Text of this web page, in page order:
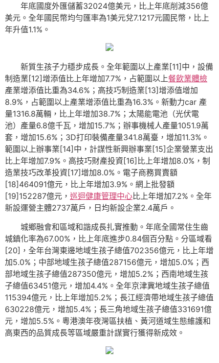
年底國度外匯儲蓄32024億美元，比上年底削減356億
美元。全年國民幣均勻匯率為1美元兌7.1217元國民幣，比上
年升值1.1%。
新質生孩子力穩步成長。全年範圍以上產業[11]中，設備
制造業[12]增添值比上年增加7.7%，占範圍以上餐飲業體檢
產業增添值比重為34.6%；高技巧制造業[13]增添值增加
8.9%，占範圍以上產業增添值比重為16.3%。新動力car 產
量1316.8萬輛，比上年增加38.7%；太陽能電池（光伏電
池）產量6.8億千瓦，增加15.7%；辦事機械人產量1051.9萬
套，增加15.6%；3D打印裝備產量341.8萬臺，增加11.3%。
範圍以上辦事業[14]中，計謀性新興辦事業[15]企業營業支出
比上年增加7.9%。高技巧財產投資[16]比上年增加8.0%，制
造業技巧改革投資[17]增加8.0%。電子商務買賣額
[18]464091億元，比上年增加3.9%。網上批發額
[19]152287億元， 巡迴健康管理中心比上年增加7.2%。全年
新設運營主體2737萬戶，日均新設企業2.4萬戶。
城鄉融會和區域和諧成長扎實推動。年底全國常住生齒
城鎮化率為67.00%，比上年底進步0.84個百分點。分區域看
[20]，全年台灣東邊地域生孩子總值702356億元，比上年增
加5.0%；中部地域生孩子總值287156億元，增加5.0%；西
部地域生孩子總值287350億元，增加5.2%；西南地域生孩
子總值63451億元，增加4.4%。全年京津冀地域生孩子總值
115394億元，比上年增加5.2%；長江經濟帶地域生孩子總值
630228億元，增加5.4%；長三角地域生孩子總值331691億
元，增加5.5%。粵港澳年夜灣區扶植、黃河道域生態維護和
高東西的品質成長等區域嚴重計謀實行獲得新成效。